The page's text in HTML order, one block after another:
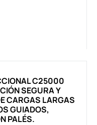
C25000
SEGURA Y
CARGAS LARGAS
GUIADOS,
PALÉS.